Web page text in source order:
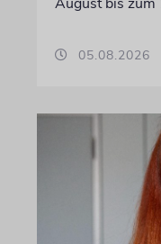
05.08.2026